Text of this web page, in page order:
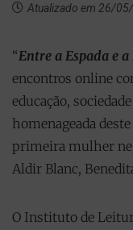
Atualizado em 26/
“Entre a Espada e a
encontros online
educação,
homenageada
primeira mulher
Aldir Blanc,
O Instituto de